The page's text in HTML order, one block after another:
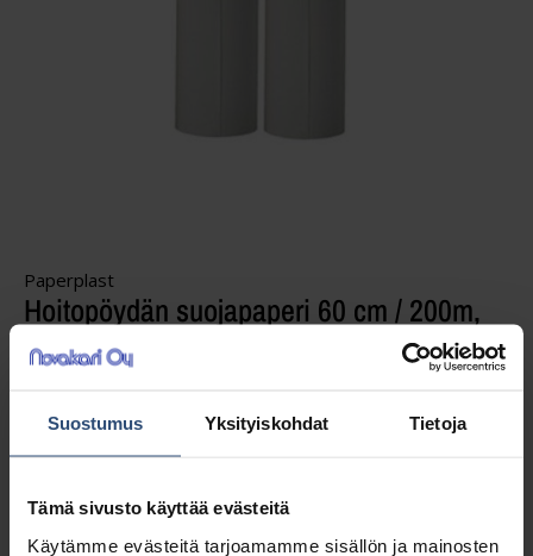
Suostumus Yksityiskohdat Tietoja
Tämä sivusto käyttää evästeitä
Käytämme evästeitä tarjoamamme sisällön ja mainosten
Paperplast
Hoitopöydän suojapaperi 60 cm / 200m,
luonnonvalkoinen, 2 rll
Valkoinen paperinen hoitopöytäpaperi.
Rullassa on 200 metriä paperia yhtäjaksoisesti
ilman repäisyviivoja. Pakkaus sisältää 2 rullaa.